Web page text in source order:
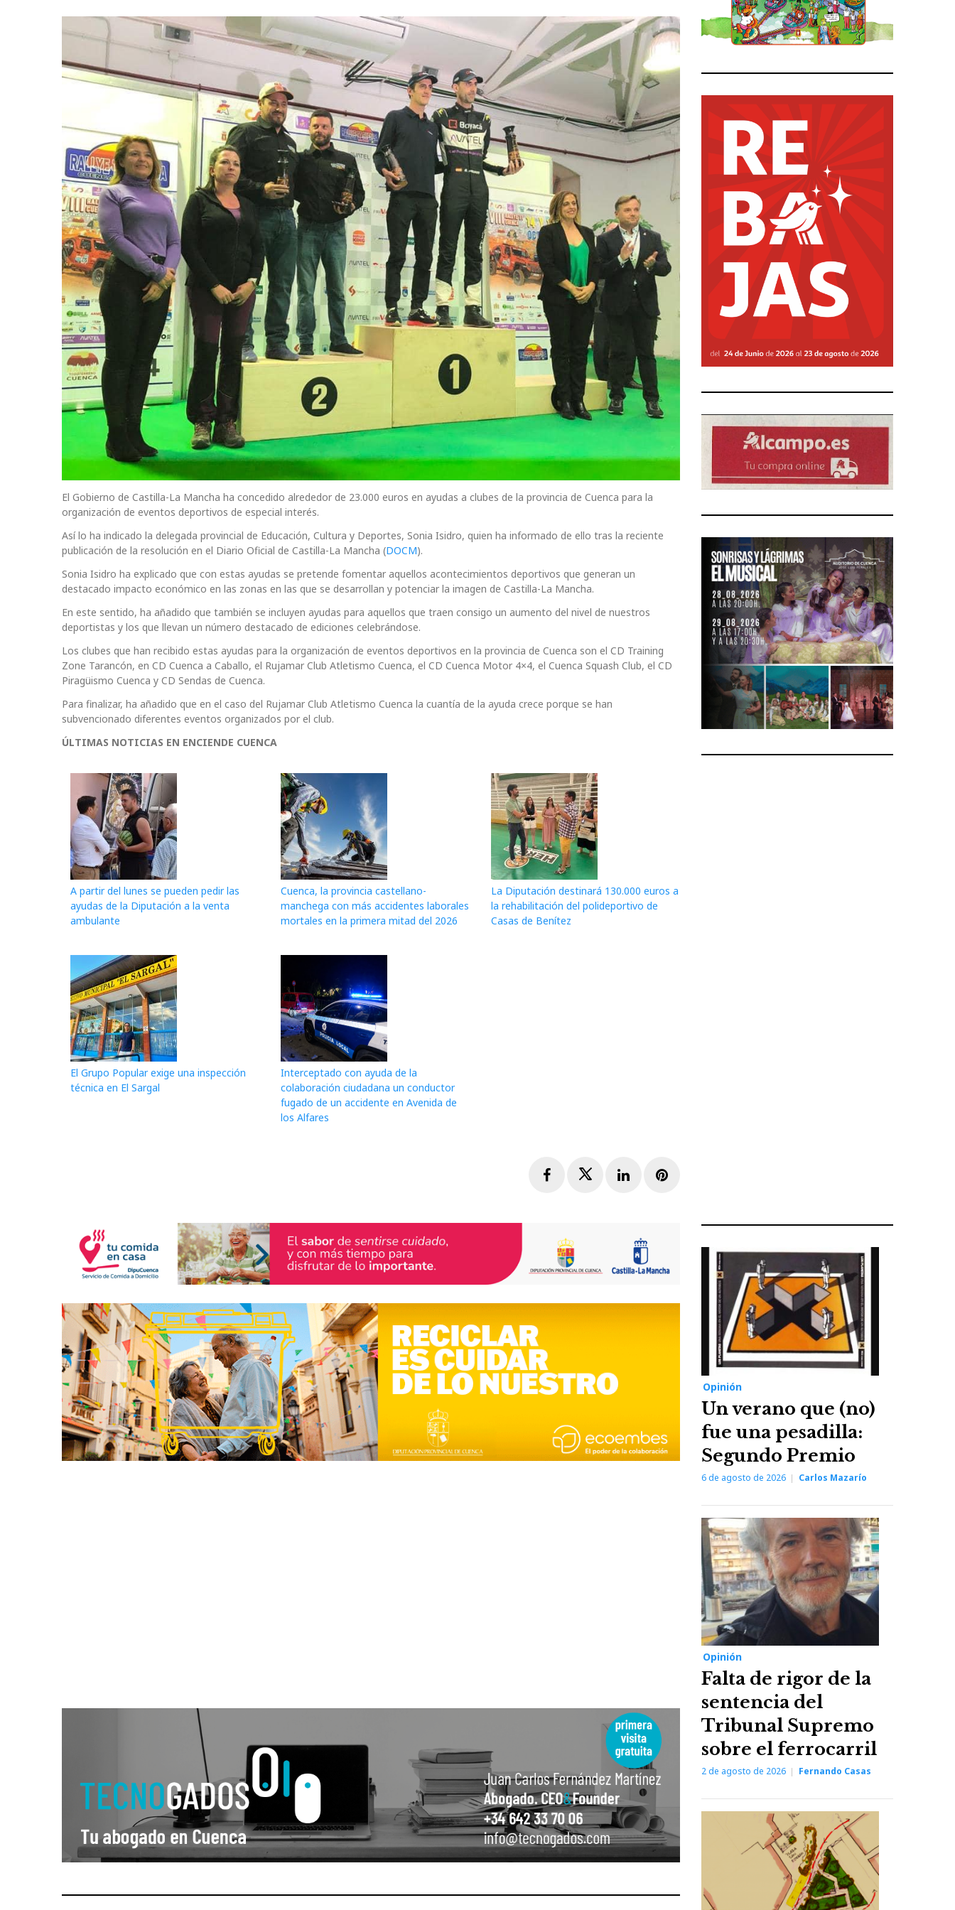
El Gobierno de Castilla-La Mancha ha concedido alrededor de 23.000 euros en ayudas a clubes de la provincia de Cuenca para la
organización de eventos deportivos de especial interés.
Así lo ha indicado la delegada provincial de Educación, Cultura y Deportes, Sonia Isidro, quien ha informado de ello tras la reciente
publicación de la resolución en el Diario Oficial de Castilla-La Mancha (DOCM).
Sonia Isidro ha explicado que con estas ayudas se pretende fomentar aquellos acontecimientos deportivos que generan un
destacado impacto económico en las zonas en las que se desarrollan y potenciar la imagen de Castilla-La Mancha.
En este sentido, ha añadido que también se incluyen ayudas para aquellos que traen consigo un aumento del nivel de nuestros
deportistas y los que llevan un número destacado de ediciones celebrándose.
Los clubes que han recibido estas ayudas para la organización de eventos deportivos en la provincia de Cuenca son el CD Training
Zone Tarancón, en CD Cuenca a Caballo, el Rujamar Club Atletismo Cuenca, el CD Cuenca Motor 4×4, el Cuenca Squash Club, el CD
Piragüismo Cuenca y CD Sendas de Cuenca.
Para finalizar, ha añadido que en el caso del Rujamar Club Atletismo Cuenca la cuantía de la ayuda crece porque se han
subvencionado diferentes eventos organizados por el club.
ÚLTIMAS NOTICIAS EN ENCIENDE CUENCA
A partir del lunes se pueden pedir las
ayudas de la Diputación a la venta
ambulante
Cuenca, la provincia castellano-
manchega con más accidentes laborales
mortales en la primera mitad del 2026
La Diputación destinará 130.000 euros a
la rehabilitación del polideportivo de
Casas de Benítez
El Grupo Popular exige una inspección
técnica en El Sargal
Interceptado con ayuda de la
colaboración ciudadana un conductor
fugado de un accidente en Avenida de
los Alfares
FacebookTwitterLinkedInPinterest
Opinión
Un verano que (no)
fue una pesadilla:
Segundo Premio
6 de agosto de 2026 Carlos Mazarío
Opinión
Falta de rigor de la
sentencia del
Tribunal Supremo
sobre el ferrocarril
2 de agosto de 2026 Fernando Casas